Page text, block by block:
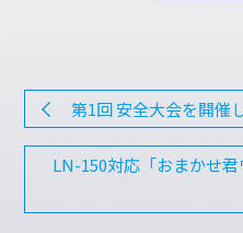
第1回 安全大会を開催
LN-150対応「おまかせ